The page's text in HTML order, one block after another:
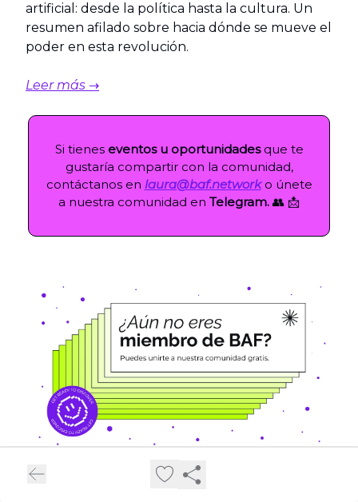
artificial: desde la política hasta la cultura. Un
resumen afilado sobre hacia dónde se mueve el
poder en esta revolución.
Leer más →
Si tieneseventos u oportunidadesque te
gustaría compartir con la comunidad,
contáctanos en laura@baf.networko únete
a nuestra comunidad en Telegram. 👥 📩